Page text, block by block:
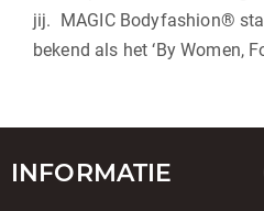
jij. MAGIC Bodyfashion®
bekend als het ‘By Women,
INFORMATIE